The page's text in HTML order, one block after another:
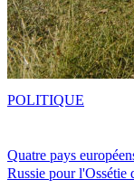
Quatre pays
Russie pour l'Ossétie
POLITIQUE